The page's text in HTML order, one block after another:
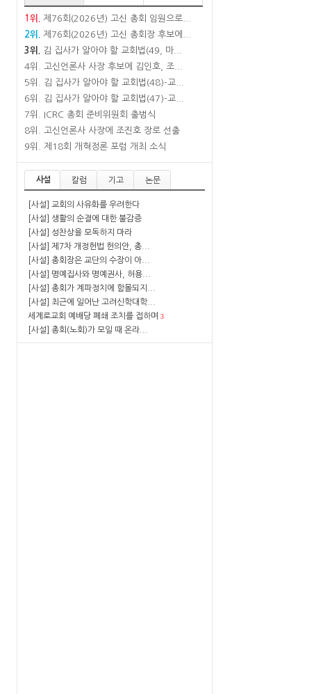
1위.
제76회(2026년) 고신 총회 임원으로...
2위.
제76회(2026년) 고신 총회장 후보에...
3위.
김 집사가 알아야 할 교회법(49, 마...
4위.
고신언론사 사장 후보에 김인호, 조...
5위.
김 집사가 알아야 할 교회법(48)-교...
6위.
김 집사가 알아야 할 교회법(47)-교...
7위.
ICRC 총회 준비위원회 출범식
8위.
고신언론사 사장에 조진호 장로 선출
9위.
제18회 개혁정론 포럼 개최 소식
사설 칼럼 기고 논문
[사설] 교회의 사유화를 우려한다
[사설] 생활의 순결에 대한 불감증
[사설] 성찬상을 모독하지 마라
[사설] 제7차 개정헌법 헌의안, 총...
[사설] 총회장은 교단의 수장이 아...
[사설] 명예집사와 명예권사, 허용...
[사설] 총회가 계파정치에 함몰되지...
[사설] 최근에 일어난 고려신학대학...
세계로교회 예배당 폐쇄 조치를 접하며 3
[사설] 총회(노회)가 모일 때 온라...